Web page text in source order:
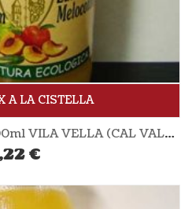
A LA CISTELLA
Suc de préssec i raïm 200ml VILA VELLA (CAL VALLS)
€